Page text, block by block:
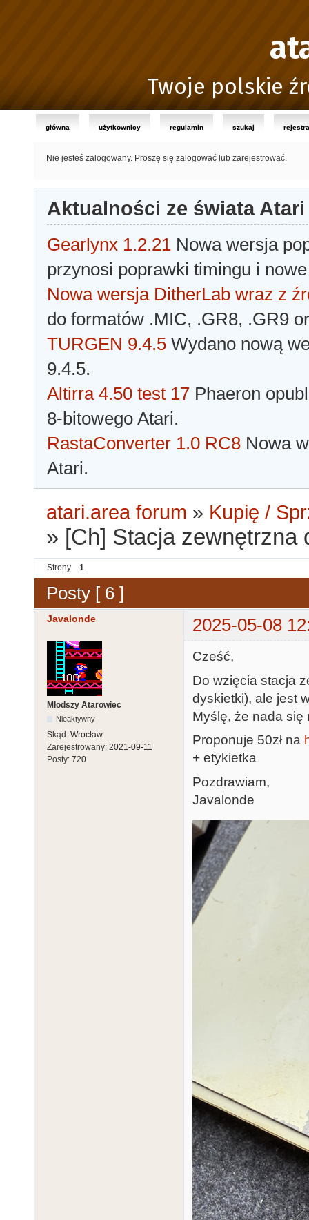
Twoje polskie
główna użytkownicy regulamin szukaj
Nie jesteś zalogowany. Proszę się zalogować lub zarejestrować.
Aktualności ze świata Atari
Gearlynx 1.2.21 Nowa wersja
przynosi poprawki timingu i
Nowa wersja DitherLab wraz z
do formatów .MIC, .GR8, .GR9
TURGEN 9.4.5 Wydano nową
9.4.5.
Altirra 4.50 test 17 Phaeron
8-bitowego Atari.
RastaConverter 1.0 RC8 Nowa
Atari.
atari.area forum » Kupię /
» [Ch] Stacja zewnętrzna
Strony 1
Posty [ 6 ]
Javalonde 2025-05-08
Młodszy Atarowiec
Nieaktywny
Skąd: Wrocław
Zarejestrowany: 2021-09-11
Posty: 720
Cześć,
Do wzięcia stacja
dyskietki), ale jest
Myślę, że nada się
Proponuje 50zł na
+ etykietka
Pozdrawiam,
Javalonde